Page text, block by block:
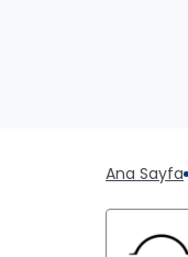
Ana Sayfa